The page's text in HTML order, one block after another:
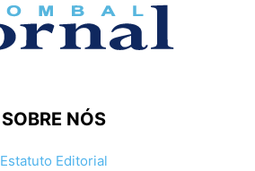
SOBRE NÓS
Estatuto Editorial